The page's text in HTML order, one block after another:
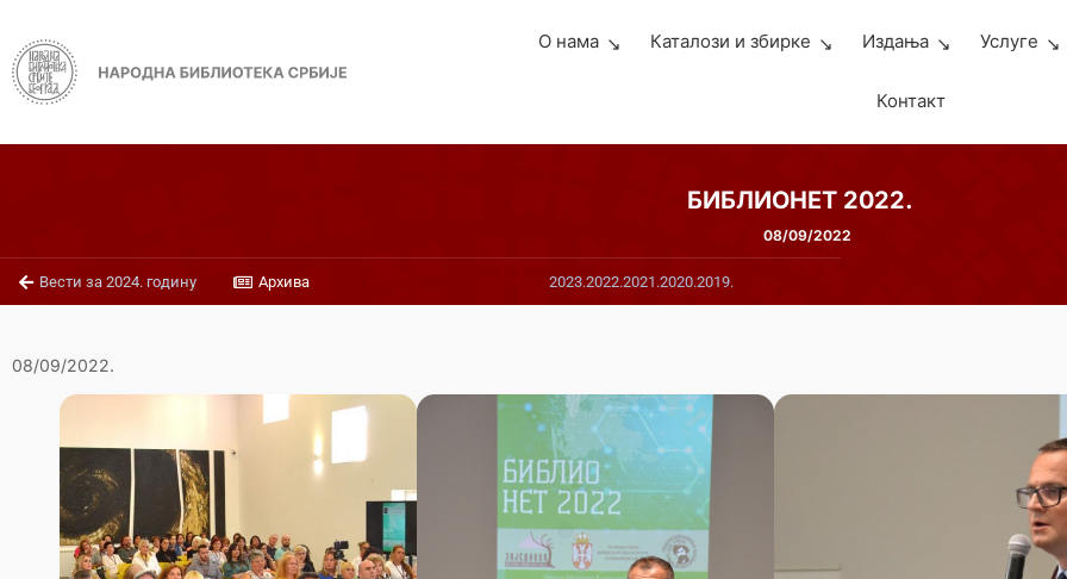
О нама Каталози и збирке Издања Услуге
Контакт
БИБЛИОНЕТ 2022.
08/09/2022
Вести за 2024. годину Архива 2023.2022.2021.2020.2019.
08/09/2022.